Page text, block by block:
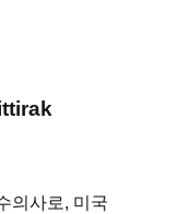
의사로, 미국